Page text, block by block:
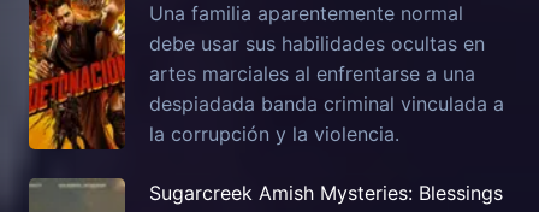
Una familia aparentemente normal
debe usar sus habilidades ocultas en
artes marciales al enfrentarse a una
despiadada banda criminal vinculada a
la corrupción y la violencia.
Sugarcreek Amish Mysteries: Blessings